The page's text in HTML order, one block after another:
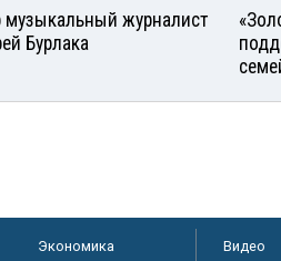
музыкальный журналист
Бурлака
Экономика
Видео